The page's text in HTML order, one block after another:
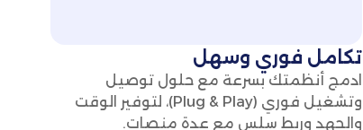
تكامل فوري وسهل
ادمج أنظمتك بسرعة مع حلول توصيل
وتشغيل فوري (Plug & Play)، لتوفير الوقت
والجهد وربط سلس مع عدة منصات.